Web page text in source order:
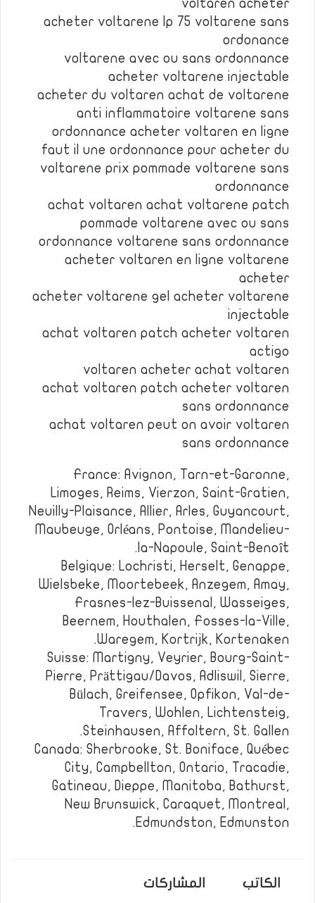
voltaren acheter
acheter voltarene lp 75 voltarene sans
ordonance
voltarene avec ou sans ordonnance
acheter voltarene injectable
acheter du voltaren achat de voltarene
anti inflammatoire voltarene sans
ordonnance acheter voltaren en ligne
faut il une ordonnance pour acheter du
voltarene prix pommade voltarene sans
ordonnance
achat voltaren achat voltarene patch
pommade voltarene avec ou sans
ordonnance voltarene sans ordonnance
acheter voltaren en ligne voltarene
acheter
acheter voltarene gel acheter voltarene
injectable
achat voltaren patch acheter voltaren
actigo
voltaren acheter achat voltaren
achat voltaren patch acheter voltaren
sans ordonnance
achat voltaren peut on avoir voltaren
sans ordonnance
France: Avignon, Tarn-et-Garonne,
Limoges, Reims, Vierzon, Saint-Gratien,
Neuilly-Plaisance, Allier, Arles, Guyancourt,
Maubeuge, Orléans, Pontoise, Mandelieu-
la-Napoule, Saint-Benoît.
Belgique: Lochristi, Herselt, Genappe,
Wielsbeke, Moortebeek, Anzegem, Amay,
Frasnes-lez-Buissenal, Wasseiges,
Beernem, Houthalen, Fosses-la-Ville,
Waregem, Kortrijk, Kortenaken.
Suisse: Martigny, Veyrier, Bourg-Saint-
Pierre, Prättigau/Davos, Adliswil, Sierre,
Bülach, Greifensee, Opfikon, Val-de-
Travers, Wohlen, Lichtensteig,
Steinhausen, Affoltern, St. Gallen.
Canada: Sherbrooke, St. Boniface, Québec
City, Campbellton, Ontario, Tracadie,
Gatineau, Dieppe, Manitoba, Bathurst,
New Brunswick, Caraquet, Montreal,
Edmundston, Edmunston.
الكاتب المشاركات